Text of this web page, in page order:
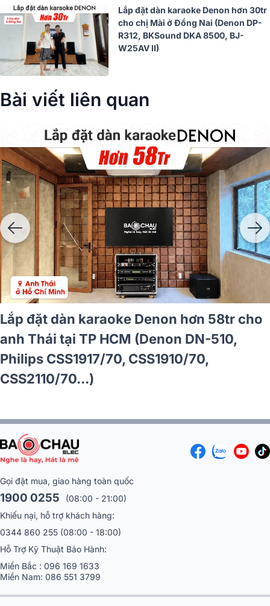
Lắp đặt dàn karaoke Denon hơn 30tr
cho chị Mài ở Đồng Nai (Denon DP-
R312, BKSound DKA 8500, BJ-
W25AV II)
Bài viết liên quan
Lắp đặt dàn karaoke Denon hơn 40tr cho
nhà hàng 789 tại Cần Thơ (Denon DP-
R212, VK-A52, JBL KX190, SW612 MKII,
BJ-U200)
Gọi đặt mua, giao hàng toàn quốc
1900 0255
(08:00 - 21:00)
Khiếu nại, hỗ trợ khách hàng:
0344 860 255 (08:00 - 18:00)
Hỗ Trợ Kỹ Thuật Bảo Hành:
Miền Bắc : 096 169 1633
Miền Nam: 086 551 3799